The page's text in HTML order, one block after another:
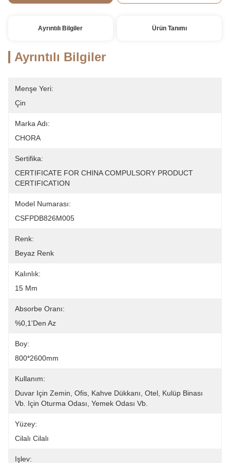
Ayrıntılı Bilgiler Ürün Tanımı
Ayrıntılı Bilgiler
Menşe Yeri:
Çin
Marka Adı:
CHORA
Sertifika:
CERTIFICATE FOR CHINA COMPULSORY PRODUCT
CERTIFICATION
Model Numarası:
CSFPDB826M005
Renk:
Beyaz Renk
Kalınlık:
15 Mm
Absorbe Oranı:
%0,1'den Az
Boy:
800*2600mm
Kullanım:
Duvar Için Zemin, Ofis, Kahve Dükkanı, Otel, Kulüp Binası
Vb. Için Oturma Odası, Yemek Odası Vb.
Yüzey:
Cilalı Cilalı
Işlev: